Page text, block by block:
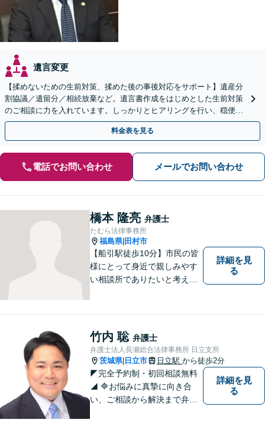
遺言変更
【揉めないための生前対策、揉めた後の事後対応をサポート】遺産分
割協議／遺留分／相続放棄など。遺言書作成をはじめとした生前対策
のご相談に力を入れています。しっかりとヒアリングを行い、穏便な
解決のため最適なアドバイスを致します。【分割払い可能】
料金表を見る
電話でお問い合わせ メールでお問い合わせ
橋本 隆亮 弁護士
たむら法律事務所
福島県| 田村市
【船引駅徒歩10分】市民の皆
様にとって身近で親しみやす
い相談所でありたいと考えて
に、まずはお気軽にご相談く
ださい。 https://tamura-law.bi
z/ （公式ホームページ）
詳細を見
る
竹内 聡 弁護士
弁護士法人長瀬総合法律事務所 日立支所
茨城県| 日立市 日立駅 から徒歩2分
◤完全予約制・初回相談無料
◢ 🔷お悩みに真摯に向き合
い、ご相談から解決まで弁護
詳細を見
る